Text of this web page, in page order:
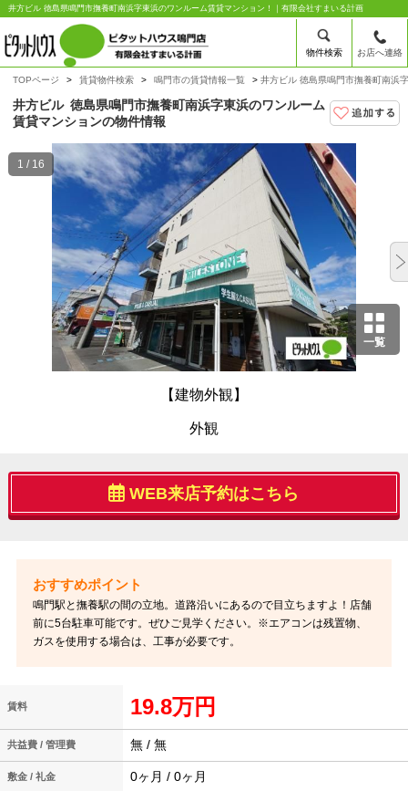
物件検索 お店へ連絡
井方ビル 徳島県鳴門市撫養町南浜字東浜のワンルーム賃貸マンション！｜有限会社すまいる計画
TOPページ 賃貸物件検索 鳴門市の賃貸情報一覧 井方ビル 徳島県鳴門市撫養町南浜
井方ビル 徳島県鳴門市撫養町南浜字東浜のワンルーム
賃貸マンションの物件情報
一覧
【建物外観】
外観
1 / 16
WEB来店予約はこちら
鳴門駅と撫養駅の間の立地。道路沿いにあるので目立ちますよ！店舗
前に5台駐車可能です。ぜひご見学ください。※エアコンは残置物、
ガスを使用する場合は、工事が必要です。
賃料 19.8万円
共益費 / 管理費 無 / 無
敷金 / 礼金 0ヶ月 / 0ヶ月